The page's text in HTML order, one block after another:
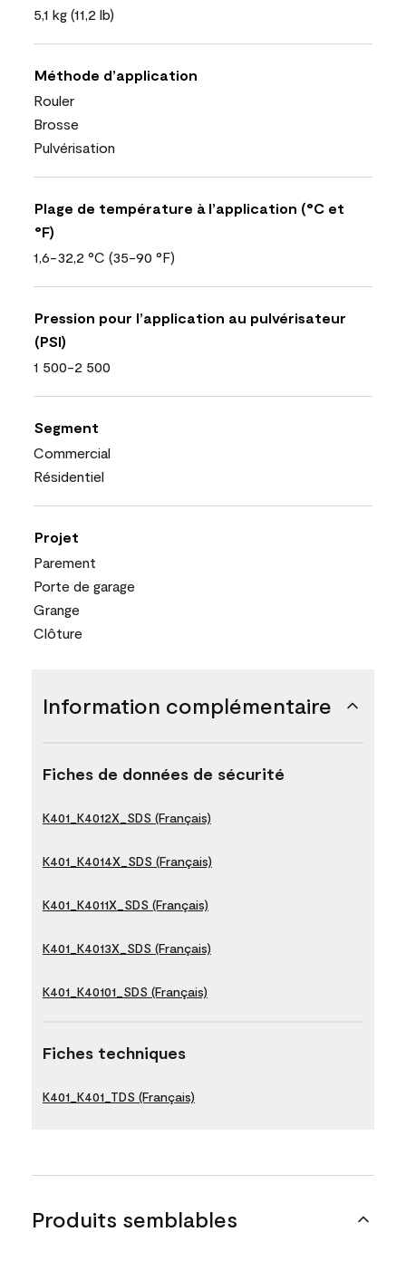
5,1 kg (11,2 lb)
Méthode d’application
Rouler
Brosse
Pulvérisation
Plage de température à l’application (°C et
°F)
1,6-32,2 °C (35-90 °F)
Pression pour l’application au pulvérisateur
(PSI)
1 500-2 500
Segment
Commercial
Résidentiel
Projet
Parement
Porte de garage
Grange
Clôture
Information complémentaire
Fiches de données de sécurité
K401_K4012X_SDS (Français)
K401_K4014X_SDS (Français)
K401_K4011X_SDS (Français)
K401_K4013X_SDS (Français)
K401_K40101_SDS (Français)
Fiches techniques
K401_K401_TDS (Français)
Produits semblables